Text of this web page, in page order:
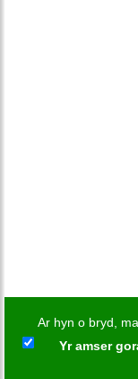
Ar hyn o bryd,
Yr amser